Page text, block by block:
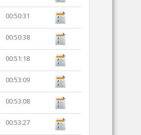
00:50:31
00:50:38
00:51:18
00:53:09
00:53:08
00:53:27